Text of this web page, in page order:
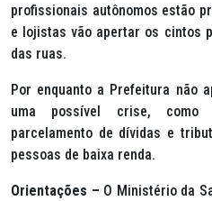
profissionais autônomos estão
e lojistas vão apertar os cintos
das ruas.
Por enquanto a Prefeitura não
uma possível crise,
parcelamento de dívidas e
pessoas de baixa renda.
Orientações – O Ministério da